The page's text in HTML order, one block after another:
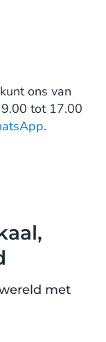
ons van
tot 17.00
.
met